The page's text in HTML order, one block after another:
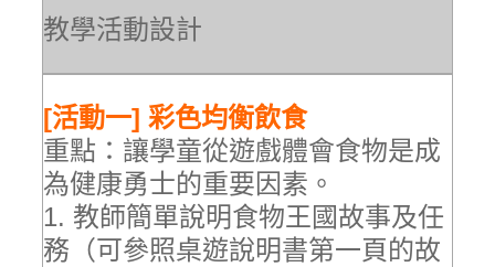
教學活動設計
[活動一] 彩色均衡飲食
重點：讓學童從遊戲體會食物是成
為健康勇士的重要因素。
1. 教師簡單說明食物王國故事及任
務（可參照桌遊說明書第一頁的故